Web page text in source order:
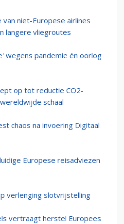
van niet-Europese airlines
langere vliegroutes
wegens pandemie én oorlog
op tot reductie CO2-
schaal
chaos na invoering Digitaal
Europese reisadviezen
verlenging slotvrijstelling
vertraagt herstel Europees